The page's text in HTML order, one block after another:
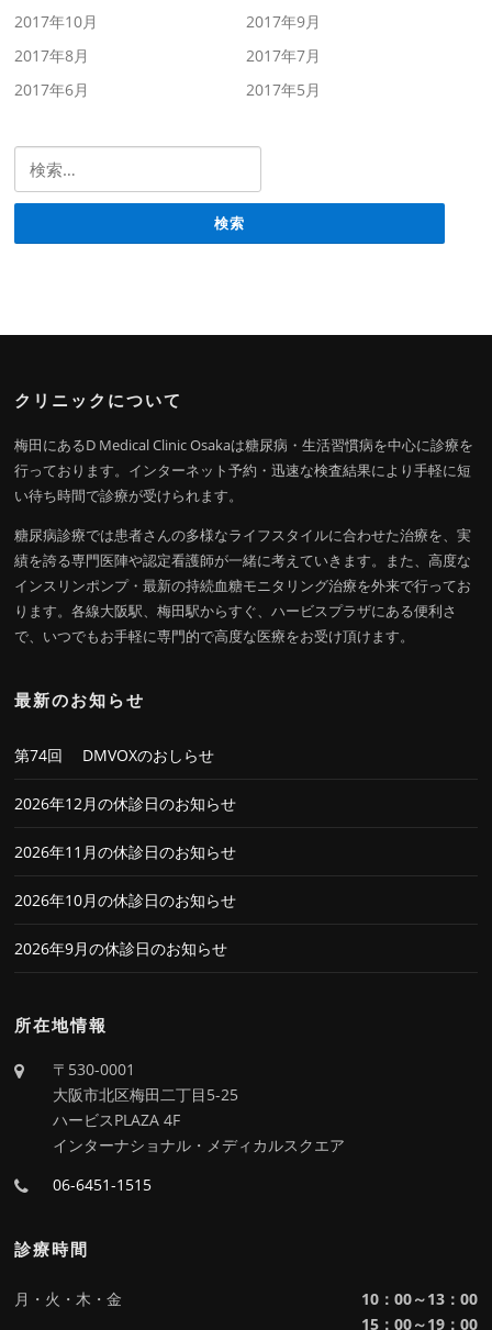
2017年10月
2017年9月
2017年8月
2017年7月
2017年6月
2017年5月
検索:
クリニックについて
梅田にあるD Medical Clinic Osakaは糖尿病・生活習慣病を中心に診療を
行っております。インターネット予約・迅速な検査結果により手軽に短
い待ち時間で診療が受けられます。
糖尿病診療では患者さんの多様なライフスタイルに合わせた治療を、実
績を誇る専門医陣や認定看護師が一緒に考えていきます。また、高度な
インスリンポンプ・最新の持続血糖モニタリング治療を外来で行ってお
ります。各線大阪駅、梅田駅からすぐ、ハービスプラザにある便利さ
で、いつでもお手軽に専門的で高度な医療をお受け頂けます。
最新のお知らせ
第74回 DMVOXのおしらせ
2026年12月の休診日のお知らせ
2026年11月の休診日のお知らせ
2026年10月の休診日のお知らせ
2026年9月の休診日のお知らせ
所在地情報
〒530-0001
大阪市北区梅田二丁目5-25
ハービスPLAZA 4F
インターナショナル・メディカルスクエア
06-6451-1515
診療時間
月・火・木・金
10：00～13：00
15：00～19：00